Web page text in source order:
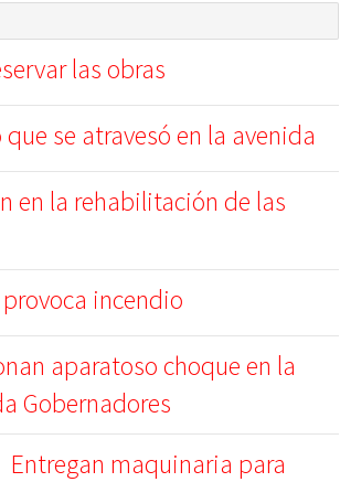
las obras
que se atravesó en la avenida
en la rehabilitación de las
incendio
aparatoso choque en la
Gobernadores
Entregan maquinaria para